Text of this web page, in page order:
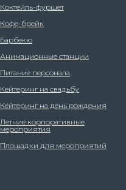
Коктейль-фуршет
Кофе-брейк
Барбекю
Анимационные станции
Питание персонала
Кейтеринг на свадьбу
Кейтеринг на день рождения
Летние корпоративные
мероприятия
Площадки для мероприятий